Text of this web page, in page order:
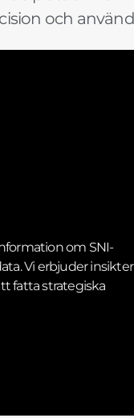
och
om SNI-
Vi erbjuder insikter
fatta strategiska